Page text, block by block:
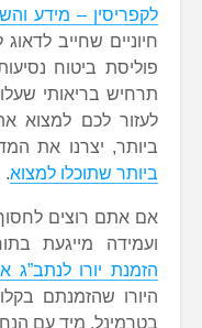
לקפריסין – מידע
חיוניים שחייב
פוליסת ביטוח
תרחיש בריאותי
לעזור לכם למצוא
ביותר, יצרנו את
ביותר שתוכלו למצוא.
אם אתם רוצים
ועמידה מייגעת
הזמנת יורו לנתב”ג
היורו שהזמנתם
בטרמינל, מיד עם